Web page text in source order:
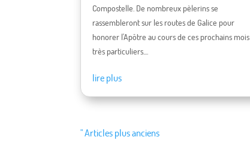
Compostelle. De nombreux pèlerins se
rassembleront sur les routes de Galice pour
honorer l'Apôtre au cours de ces prochains mois
très particuliers....
lire plus
" Articles plus anciens